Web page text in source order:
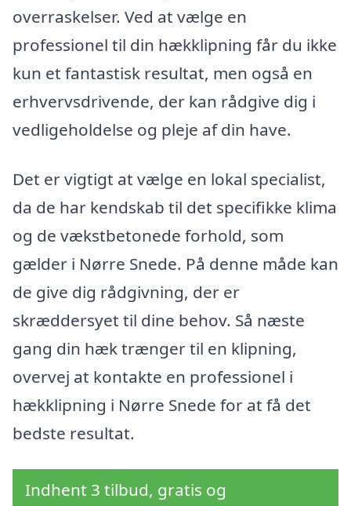
overraskelser. Ved at vælge en
professionel til din hækklipning får du ikke
kun et fantastisk resultat, men også en
erhvervsdrivende, der kan rådgive dig i
vedligeholdelse og pleje af din have.
Det er vigtigt at vælge en lokal specialist,
da de har kendskab til det specifikke klima
og de vækstbetonede forhold, som
gælder i Nørre Snede. På denne måde kan
de give dig rådgivning, der er
skræddersyet til dine behov. Så næste
gang din hæk trænger til en klipning,
overvej at kontakte en professionel i
hækklipning i Nørre Snede for at få det
bedste resultat.
Indhent 3 tilbud, gratis og